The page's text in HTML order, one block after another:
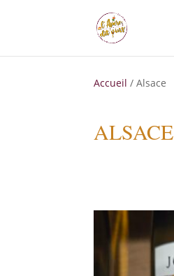
Accueil / Alsace
ALSACE